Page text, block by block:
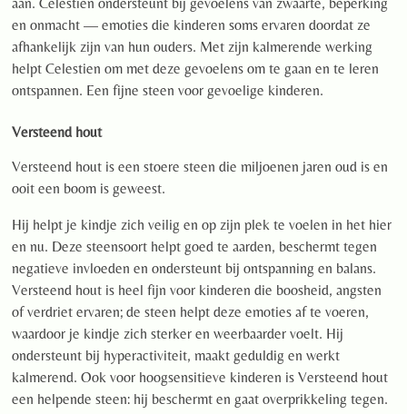
en onmacht — emoties die kinderen soms ervaren doordat ze
afhankelijk zijn van hun ouders. Met zijn kalmerende werking
helpt Celestien om met deze gevoelens om te gaan en te leren
ontspannen. Een fijne steen voor gevoelige kinderen.
Versteend hout
Versteend hout is een stoere steen die miljoenen jaren oud is en
ooit een boom is geweest.
Hij helpt je kindje zich veilig en op zijn plek te voelen in het hier
en nu. Deze steensoort helpt goed te aarden, beschermt tegen
negatieve invloeden en ondersteunt bij ontspanning en balans.
Versteend hout is heel fijn voor kinderen die boosheid, angsten
of verdriet ervaren; de steen helpt deze emoties af te voeren,
waardoor je kindje zich sterker en weerbaarder voelt. Hij
ondersteunt bij hyperactiviteit, maakt geduldig en werkt
kalmerend. Ook voor hoogsensitieve kinderen is Versteend hout
een helpende steen: hij beschermt en gaat overprikkeling tegen.